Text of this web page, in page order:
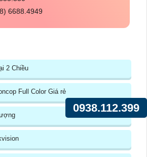
6688.4949
2 Chiều
Full Color Giá rẻ
0938.112.399